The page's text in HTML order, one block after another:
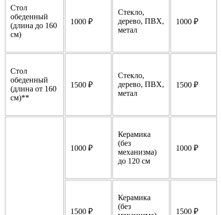
Стол
обеденный
(длина до 160
см)
1000 ₽
Стекло,
дерево, ПВХ,
метал
1000 ₽
Стол
обеденный
(длина от 160
см)**
1500 ₽
Стекло,
дерево, ПВХ,
метал
1500 ₽
1000 ₽
Керамика
(без
механизма)
до 120 см
1000 ₽
1500 ₽
Керамика
(без
1500 ₽